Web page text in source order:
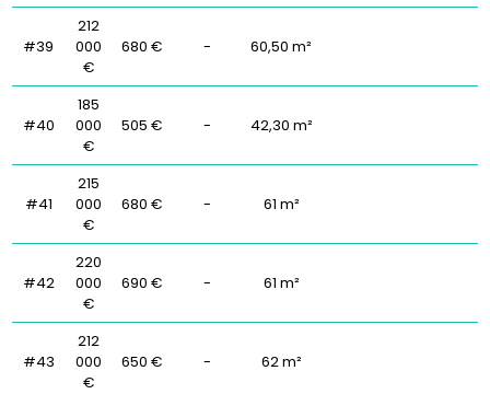
#39
212
000
€
680 € - 60,50 m²
#40
185
000
€
505 € - 42,30 m²
#41
215
000
€
680 € - 61 m²
#42
220
000
€
690 € - 61 m²
#43
212
000
€
650 € - 62 m²